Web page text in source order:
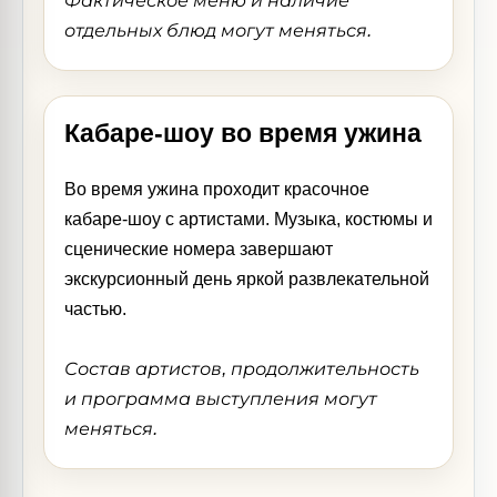
отдельных блюд могут меняться.
Кабаре-шоу во время ужина
Во время ужина проходит красочное
кабаре-шоу с артистами. Музыка, костюмы и
сценические номера завершают
экскурсионный день яркой развлекательной
частью.
Состав артистов, продолжительность
и программа выступления могут
меняться.